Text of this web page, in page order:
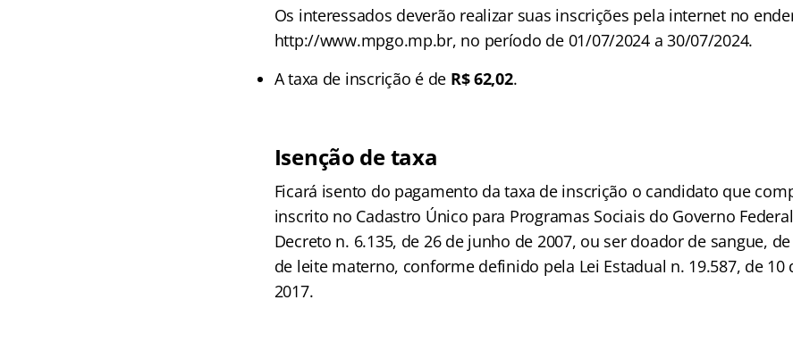
Os interessados deverão realizar suas inscrições pela internet no
http://www.mpgo.mp.br, no período de 01/07/2024 a 30/07/2024.
A taxa de inscrição é de R$ 62,02.
Isenção de taxa
Ficará isento do pagamento da taxa de inscrição o candidato que
inscrito no Cadastro Único para Programas Sociais do Governo
Decreto n. 6.135, de 26 de junho de 2007, ou ser doador de sangue,
de leite materno, conforme definido pela Lei Estadual n. 19.587, de 10
2017.